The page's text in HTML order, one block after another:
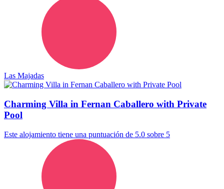
Las Majadas
Charming Villa in Fernan Caballero with Private
Pool
Este alojamiento tiene una puntuación de 5.0 sobre 5